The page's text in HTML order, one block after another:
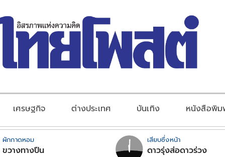
เศรษฐกิจ ต่างประเทศ บันเทิง หนังสือพิ
ผักกาดหอม
ขวางทางปืน
เสียบซึ่งหน้า
ดาวรุ่งส่อดาวร่วง